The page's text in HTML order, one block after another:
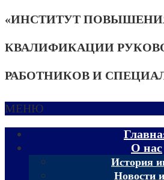
«ИНСТИТУТ
КВАЛИФИКАЦИИ
РАБОТНИКОВ И
МЕНЮ
О нас
История
Новости